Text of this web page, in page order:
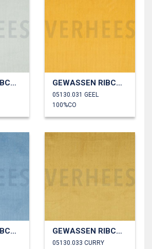
GEWASSEN RIBCORDUROY 4.5W GEWASSEN RIBCORDUROY 4.5W
05130.031 GEEL
100%CO
GEWASSEN RIBCORDUROY 4.5W GEWASSEN RIBCORDUROY 4.5W
05130.033 CURRY